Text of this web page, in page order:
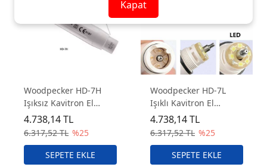
Woodpecker HD-7H
Işıksız Kavitron El
Parçası – Ultrasonik
Scaler Handpiece
6.317,52 TL %25
4.738,14 TL
Woodpecker HD-7L
Işıklı Kavitron El
Parçası – LED’li
Ultrasonik Scaler
Handpiece
6.317,52 TL %25
4.738,14 TL
Kapat